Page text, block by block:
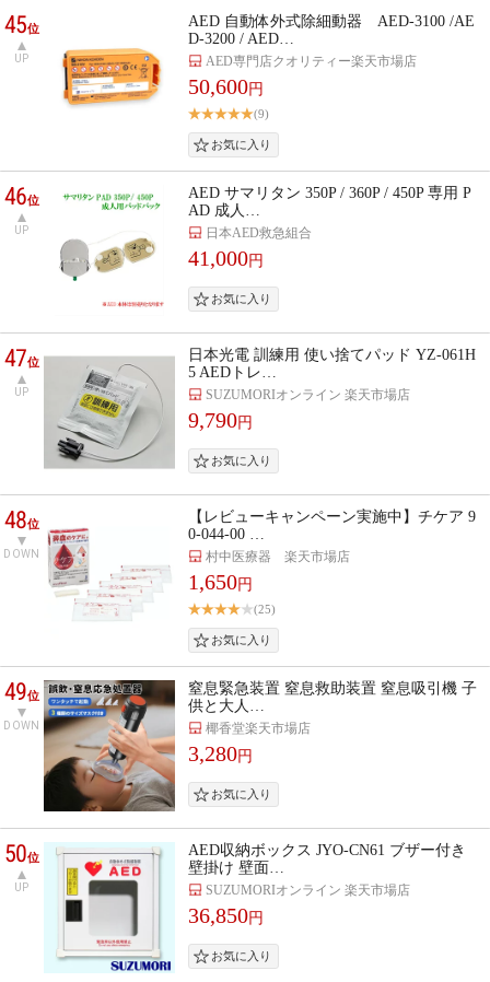
45位
UP
AED 自動体外式除細動器 AED-3100 /AE
D-3200 / AED…
AED専門店クオリティー楽天市場店
50,600円
(9)
46位
UP
AED サマリタン 350P / 360P / 450P 専用 P
AD 成人…
日本AED救急組合
41,000円
47位
UP
日本光電 訓練用 使い捨てパッド YZ-061H
5 AEDトレ…
SUZUMORIオンライン 楽天市場店
9,790円
48位
DOWN
【レビューキャンペーン実施中】チケア 9
0-044-00 …
村中医療器 楽天市場店
1,650円
(25)
49位
DOWN
窒息緊急装置 窒息救助装置 窒息吸引機 子
供と大人…
椰香堂楽天市場店
3,280円
50位
UP
AED収納ボックス JYO-CN61 ブザー付き
壁掛け 壁面…
SUZUMORIオンライン 楽天市場店
36,850円